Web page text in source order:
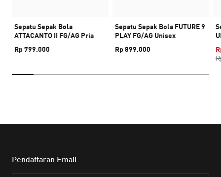
Sepatu Sepak Bola
ATTACANTO II FG/AG Pria
Rp 799.000
Sepatu Sepak Bola FUTURE 9
PLAY FG/AG Unisex
Rp 899.000
Pendaftaran Email